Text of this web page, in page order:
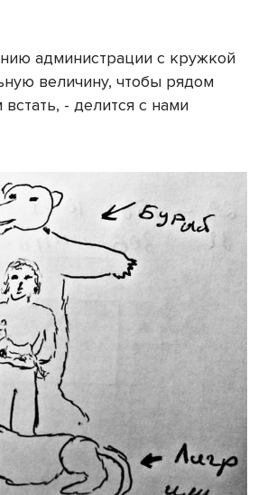
администрации с кружкой
величину, чтобы рядом
- делится с нами